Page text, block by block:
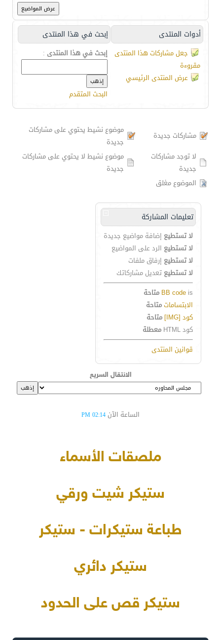
أدوات المنتدى إبحث في هذا المنتدى
جعل مشاركات هذا المنتدى
مقروءة
عرض المنتدى الرئيسي
إبحث في هذا المنتدى :
البحث المتقدم
مشاركات جديدة
موضوع نشيط يحتوي على مشاركات
جديدة
لا توجد مشاركات
جديدة
موضوع نشيط لا يحتوي على مشاركات
جديدة
الموضوع مغلق
تعليمات المشاركة
لا تستطيع إضافة مواضيع جديدة
لا تستطيع الرد على المواضيع
لا تستطيع إرفاق ملفات
لا تستطيع تعديل مشاركاتك
BB code is
متاحة
الابتساماتمتاحة
كود [IMG]
متاحة
كود HTML
معطلة
قوانين المنتدى
الانتقال السريع
الساعة الآن 02:14 PM
ملصقات الأسماء
ستيكر شيت ورقي
طباعة ستيكرات - ستيكر
ستيكر دائري
ستيكر قص على الحدود